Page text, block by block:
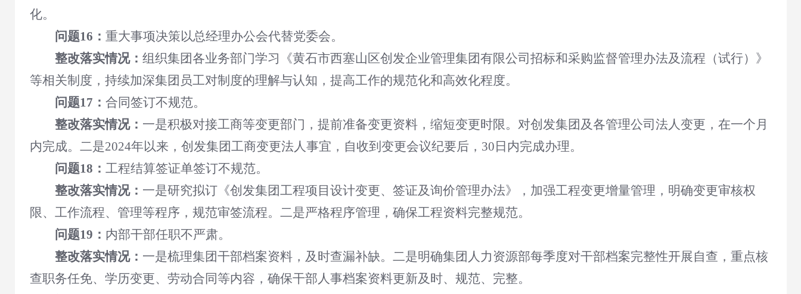
化。
问题16：重大事项决策以总经理办公会代替党委会。
整改落实情况：组织集团各业务部门学习《黄石市西塞山区创发企业管理集团有限公司招标和采购监督管理办法及流程（试行）》
等相关制度，持续加深集团员工对制度的理解与认知，提高工作的规范化和高效化程度。
问题17：合同签订不规范。
整改落实情况： 一是积极对接工商等变更部门，提前准备变更资料，缩短变更时限。对创发集团及各管理公司法人变更，在一个月
内完成。二是2024年以来，创发集团工商变更法人事宜，自收到变更会议纪要后，30日内完成办理。
问题18：工程结算签证单签订不规范。
整改落实情况： 一是研究拟订《创发集团工程项目设计变更、签证及询价管理办法》，加强工程变更增量管理，明确变更审核权
限、工作流程、管理等程序，规范审签流程。二是严格程序管理，确保工程资料完整规范。
问题19： 内部干部任职不严肃。
整改落实情况： 一是梳理集团干部档案资料，及时查漏补缺。二是明确集团人力资源部每季度对干部档案完整性开展自查，重点核
查职务任免、学历变更、劳动合同等内容，确保干部人事档案资料更新及时、规范、完整。